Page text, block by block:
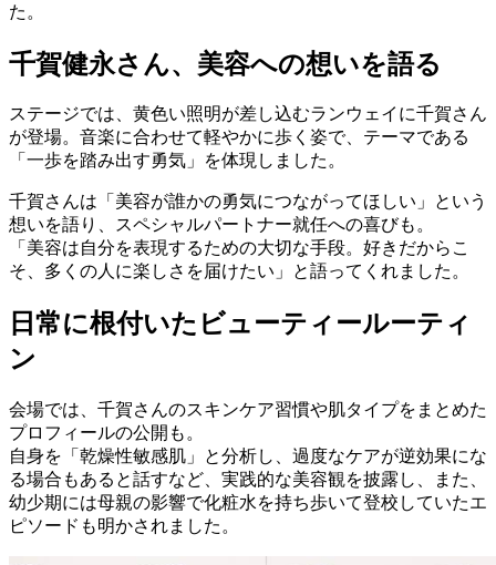
た。
千賀健永さん、美容への想いを語る
ステージでは、黄色い照明が差し込むランウェイに千賀さん
が登場。音楽に合わせて軽やかに歩く姿で、テーマである
「一歩を踏み出す勇気」を体現しました。
千賀さんは「美容が誰かの勇気につながってほしい」という
想いを語り、スペシャルパートナー就任への喜びも。
「美容は自分を表現するための大切な手段。好きだからこ
そ、多くの人に楽しさを届けたい」と語ってくれました。
日常に根付いたビューティールーティ
ン
会場では、千賀さんのスキンケア習慣や肌タイプをまとめた
プロフィールの公開も。
自身を「乾燥性敏感肌」と分析し、過度なケアが逆効果にな
る場合もあると話すなど、実践的な美容観を披露し、また、
幼少期には母親の影響で化粧水を持ち歩いて登校していたエ
ピソードも明かされました。